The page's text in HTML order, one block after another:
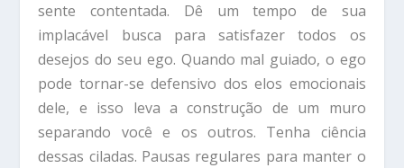
sente contentada. Dê um tempo de sua
implacável busca para satisfazer todos os
desejos do seu ego. Quando mal guiado, o ego
pode tornar-se defensivo dos elos emocionais
dele, e isso leva a construção de um muro
separando você e os outros. Tenha ciência
dessas ciladas. Pausas regulares para manter o